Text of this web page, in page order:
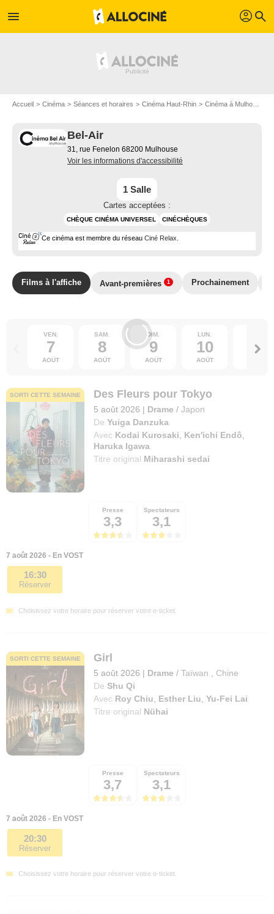
menu profil search
Accueil Cinéma Séances et horaires Cinéma Haut-Rhin Cinéma à Mulhouse
Bel-Air
31, rue Fenelon 68200 Mulhouse
Voir les informations d'accessibilité
1 Salle
Cartes acceptées :
CHÈQUE CINÉMA UNIVERSEL CINÉCHÈQUES
Ce cinéma est membre du réseau Ciné Relax
Films à l'affiche Avant-premières 1 Prochainement
VEN.
7
AOÛT
SAM.
8
AOÛT
DIM.
9
AOÛT
LUN.
10
AOÛT
11
SORTI CETTE SEMAINE Des Fleurs pour Tokyo
5 août 2026 | Drame / Japon
De Yuiga Danzuka
Avec Kodai Kurosaki Ken'ichi Endô
Haruka Igawa
Titre original Miharashi sedai
Presse
3,3
Spectateurs
3,1
7 août 2026 - En VOST
16:30
Réserver
Choisissez votre horaire pour réserver votre e-ticket.
SORTI CETTE SEMAINE Girl
5 août 2026 | Drame / Taïwan
Chine
De Shu Qi
Avec Roy Chiu Esther Liu ,Yu-Fei Lai
Titre original Nühai
Presse
3,7
Spectateurs
3,1
7 août 2026 - En VOST
20:30
Réserver
Choisissez votre horaire pour réserver votre e-ticket.